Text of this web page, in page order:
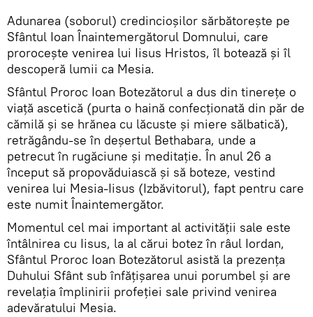
Adunarea (soborul) credincioşilor sărbătoreşte pe
Sfântul Ioan Înaintemergătorul Domnului, care
proroceşte venirea lui Iisus Hristos, îl botează şi îl
descoperă lumii ca Mesia.
Sfântul Proroc Ioan Botezătorul a dus din tinereţe o
viaţă ascetică (purta o haină confecţionată din păr de
cămilă şi se hrănea cu lăcuste şi miere sălbatică),
retrăgându-se în deşertul Bethabara, unde a
petrecut în rugăciune şi meditaţie. În anul 26 a
început să propovăduiască şi să boteze, vestind
venirea lui Mesia-Iisus (Izbăvitorul), fapt pentru care
este numit Înaintemergător.
Momentul cel mai important al activităţii sale este
întâlnirea cu Iisus, la al cărui botez în râul Iordan,
Sfântul Proroc Ioan Botezătorul asistă la prezenţa
Duhului Sfânt sub înfăţişarea unui porumbel şi are
revelaţia împlinirii profeţiei sale privind venirea
adevăratului Mesia.